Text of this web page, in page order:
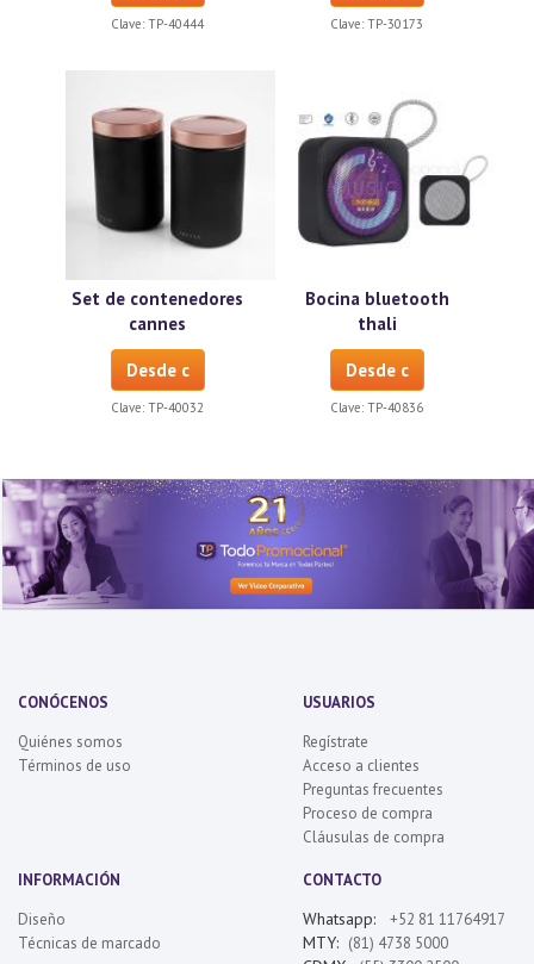
Clave: TP-40444 Clave: TP-30173
Set de contenedores
cannes
Desde c
Clave: TP-40032
Bocina bluetooth
thali
Desde c
Clave: TP-40836
CONÓCENOS
Quiénes somos
Términos de uso
USUARIOS
Regístrate
Acceso a clientes
Preguntas frecuentes
Proceso de compra
Cláusulas de compra
INFORMACIÓN
Diseño
Técnicas de marcado
CONTACTO
Whatsapp: +52 81 11764917
MTY: (81) 4738 5000